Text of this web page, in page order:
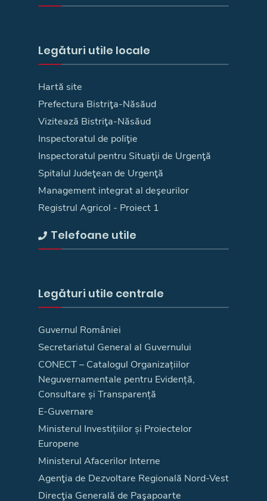
Legături utile locale
Hartă site
Prefectura Bistriţa-Năsăud
Vizitează Bistriţa-Năsăud
Inspectoratul de poliţie
Inspectoratul pentru Situaţii de Urgenţă
Spitalul Judeţean de Urgenţă
Management integrat al deşeurilor
Registrul Agricol - Proiect 1
Telefoane utile
Legături utile centrale
Guvernul României
Secretariatul General al Guvernului
CONECT – Catalogul Organizațiilor
Neguvernamentale pentru Evidență,
Consultare și Transparență
E-Guvernare
Ministerul Investițiilor și Proiectelor
Europene
Ministerul Afacerilor Interne
Agenţia de Dezvoltare Regională Nord-Vest
Direcţia Generală de Paşapoarte